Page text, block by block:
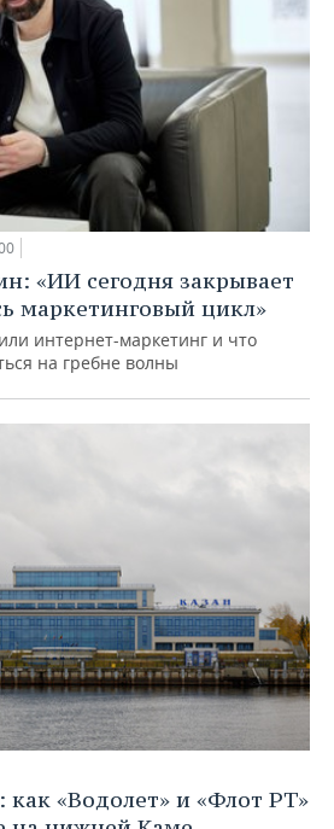
«ИИ сегодня закрывает
маркетинговый цикл»
интернет-маркетинг и что
на гребне волны
«Водолет» и «Флот РТ»